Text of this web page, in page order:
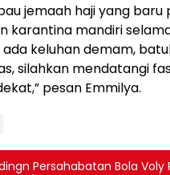
jemaah haji yang baru
karantina mandiri
keluhan demam,
silahkan mendatangi
pesan Emmilya.
Persahabatan Bola Voly